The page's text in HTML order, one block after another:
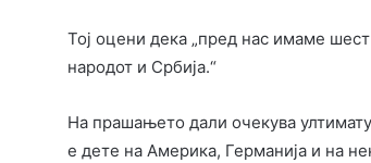
Тој оцени дека „пред нас имаме
народот и Србија.“
На прашањето дали очекува
е дете на Америка, Германија и на